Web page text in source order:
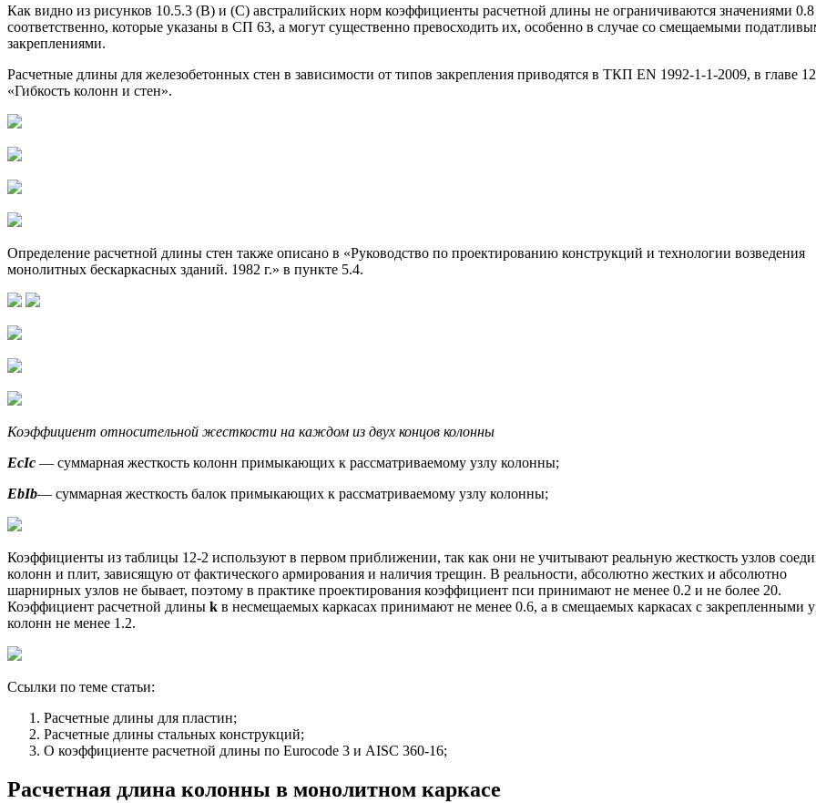
Как видно из рисунков 10.5.3 (B) и (C) австралийских норм коэффициенты расчетной длины не ограничиваются значениями
соответственно, которые указаны в СП 63, а могут существенно превосходить их, особенно в случае со смещаемыми
закреплениями.
Расчетные длины для железобетонных стен в зависимости от типов закрепления приводятся в ТКП EN 1992-1-1-2009, в главе
«Гибкость колонн и стен».
Определение расчетной длины стен также описано в «Руководство по проектированию конструкций и технологии возведения
монолитных бескаркасных зданий. 1982 г.» в пункте 5.4.
Коэффициент относительной жесткости на каждом из двух концов колонны
EсIc — суммарная жесткость колонн примыкающих к рассматриваемому узлу колонны;
EbIb— суммарная жесткость балок примыкающих к рассматриваемому узлу колонны;
Коэффициенты из таблицы 12-2 используют в первом приближении, так как они не учитывают реальную жесткость узлов
колонн и плит, зависящую от фактического армирования и наличия трещин. В реальности, абсолютно жестких и абсолютно
шарнирных узлов не бывает, поэтому в практике проектирования коэффициент пси принимают не менее 0.2 и не более 20.
Коэффициент расчетной длины k в несмещаемых каркасах принимают не менее 0.6, а в смещаемых каркасах с закрепленными
колонн не менее 1.2.
Ссылки по теме статьи:
Расчетные длины для пластин;
Расчетные длины стальных конструкций;
О коэффициенте расчетной длины по Eurocode 3 и AISC 360-16;
Расчетная длина колонны в монолитном каркасе